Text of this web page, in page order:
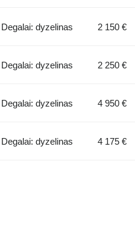
Degalai: dyzelinas 2 150 €
Degalai: dyzelinas 2 250 €
Degalai: dyzelinas 4 950 €
Degalai: dyzelinas 4 175 €